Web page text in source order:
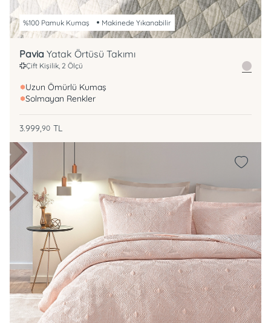
%100 Pamuk Kumaş Makinede Yıkanabilir
Pavia Yatak Örtüsü Takımı
Çift Kişilik, 2 Ölçü
Uzun Ömürlü Kumaş
Solmayan Renkler
3.999, 90 TL